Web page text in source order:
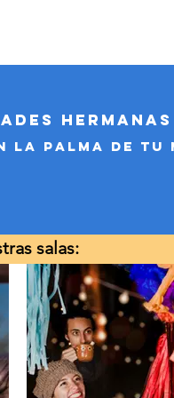
Hermanas
la palma de tu
salas: